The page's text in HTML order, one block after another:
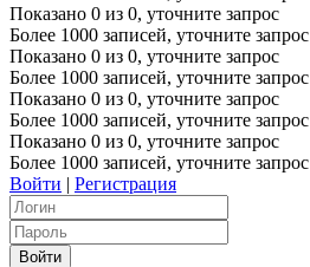
Показано 0 из 0, уточните запрос
Более 1000 записей, уточните запрос
Показано 0 из 0, уточните запрос
Более 1000 записей, уточните запрос
Показано 0 из 0, уточните запрос
Более 1000 записей, уточните запрос
Показано 0 из 0, уточните запрос
Более 1000 записей, уточните запрос
Войти | Регистрация